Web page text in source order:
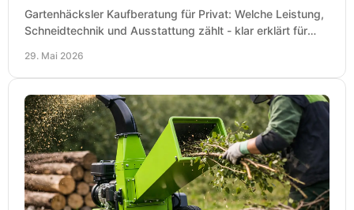
Gartenhäcksler Kaufberatung für Privat: Welche Leistung,
Schneidtechnik und Ausstattung zählt - klar erklärt für
29. Mai 2026